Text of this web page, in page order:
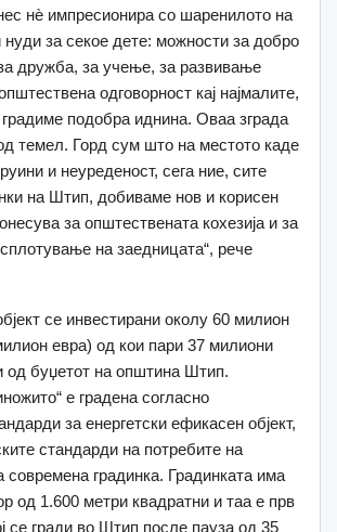
нѐ импресионира со шаренилото на
нуди за секое дете: можности за добро
дружба, за учење, за развивање
одговорност кај најмалите,
градиме подобра иднина. Оваа зграда
темел. Горд сум што на местото каде
и неуреденост, сега ние, сите
на Штип, добиваме нов и корисен
за општествената кохезија и за
на заедницата“, рече
се инвестирани околу 60 милион
евра) од кои пари 37 милиони
од буџетот на општина Штип.
е градена согласно
за енергетски ефикасен објект,
стандарди на потребите на
современа градинка. Градинката има
од 1.600 метри квадратни и таа е прв
се гради во Штип после пауза од 35